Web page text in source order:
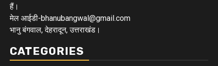
हैं।
मेल आईडी-bhanubangwal@gmail.com
भानु बंगवाल, देहरादून, उत्तराखंड।
CATEGORIES